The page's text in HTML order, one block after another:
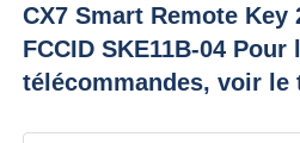
CX7 Smart Remote Key
FCCID SKE11B-04 Pour
télécommandes, voir le